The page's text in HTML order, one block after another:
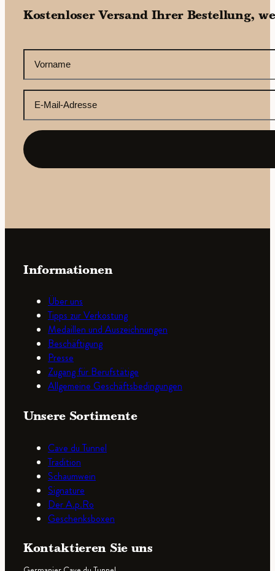
Kostenloser Versand Ihrer Bestellung,
CAPTCHA
Vorname
Mail-
Adresse
(erforderlich)
Informationen
Über uns
Tipps zur Verkostung
Medaillen und Auszeichnungen
Beschäftigung
Presse
Zugang für Berufstätige
Allgemeine Geschäftsbedingungen
Unsere Sortimente
Cave du Tunnel
Tradition
Schaumwein
Signature
Der A.p.Ro
Geschenksboxen
Kontaktieren Sie uns